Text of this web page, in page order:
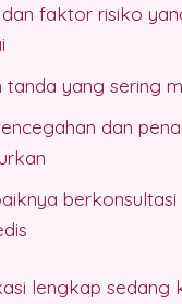
faktor risiko
tanda yang sering
dan
berkonsultasi
lengkap sedang